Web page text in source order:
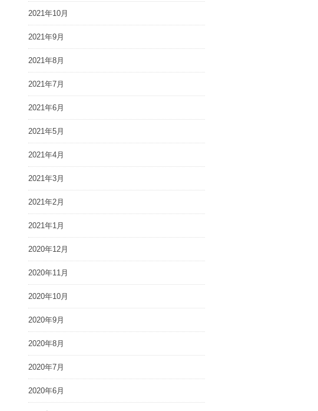
2021年10月
2021年9月
2021年8月
2021年7月
2021年6月
2021年5月
2021年4月
2021年3月
2021年2月
2021年1月
2020年12月
2020年11月
2020年10月
2020年9月
2020年8月
2020年7月
2020年6月